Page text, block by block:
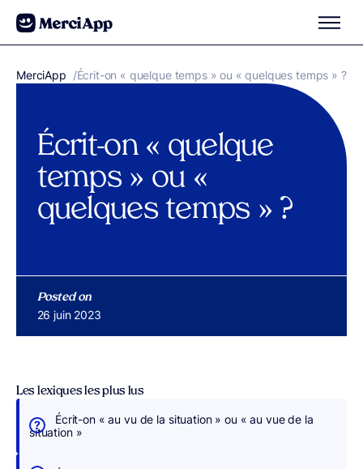
Aller au contenu
MerciApp correcteur orthographe
/Écrit-on « quelque temps » ou « quelques temps » ?
Écrit-on « quelque
temps » ou «
quelques temps » ?
Posted on
Publié le
26 juin 2023
É
r
Les lexiques les plus lus
Écrit-on « au vu de la situation » ou « au vue de la
situation »